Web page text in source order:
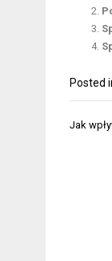
Posted
Jak